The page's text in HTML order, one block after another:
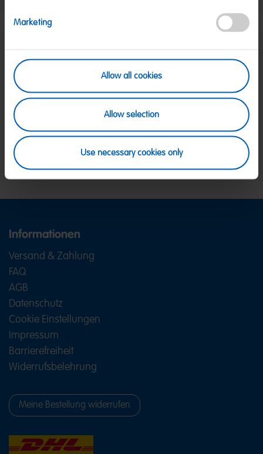
Marketing
Allow all cookies
Allow selection
Use necessary cookies only
PayPal, Klarna Sofortüberweisung, Klarna
Rechnung, Visa, Mastercard
Ab 39 € innerhalb Deutschlands
KUNDENSERVICE
Wir sind Mo-Fr von 08-18:00 Uhr für dich da.
Informationen
Versand & Zahlung
FAQ
AGB
Datenschutz
Cookie Einstellungen
Impressum
Barrierefreiheit
Widerrufsbelehrung
Meine Bestellung widerrufen